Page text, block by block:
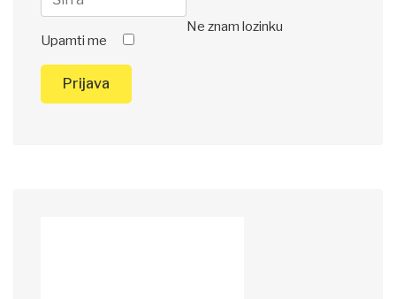
Upamti me
Prijava
Ne znam lozinku